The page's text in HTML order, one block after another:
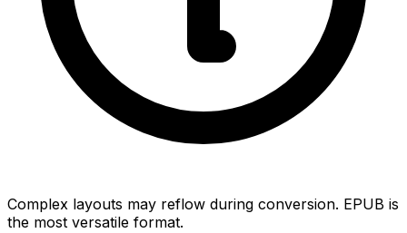
Complex layouts may reflow during conversion. EPUB is
the most versatile format.